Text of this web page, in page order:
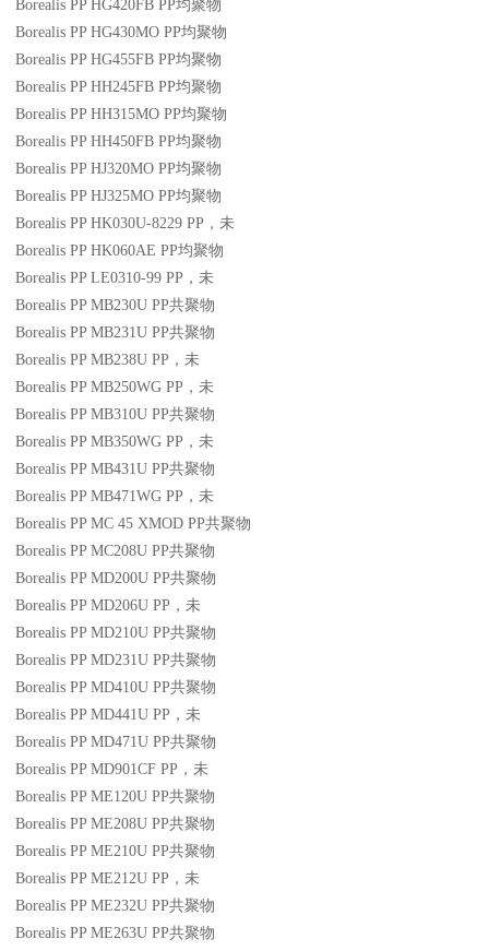
Borealis PP HG420FB PP均聚物
Borealis PP HG430MO PP均聚物
Borealis PP HG455FB PP均聚物
Borealis PP HH245FB PP均聚物
Borealis PP HH315MO PP均聚物
Borealis PP HH450FB PP均聚物
Borealis PP HJ320MO PP均聚物
Borealis PP HJ325MO PP均聚物
Borealis PP HK030U-8229 PP ，未
Borealis PP HK060AE PP均聚物
Borealis PP LE0310-99 PP ，未
Borealis PP MB230U PP共聚物
Borealis PP MB231U PP共聚物
Borealis PP MB238U PP ，未
Borealis PP MB250WG PP ，未
Borealis PP MB310U PP共聚物
Borealis PP MB350WG PP ，未
Borealis PP MB431U PP共聚物
Borealis PP MB471WG PP ，未
Borealis PP MC 45 XMOD PP共聚物
Borealis PP MC208U PP共聚物
Borealis PP MD200U PP共聚物
Borealis PP MD206U PP ，未
Borealis PP MD210U PP共聚物
Borealis PP MD231U PP共聚物
Borealis PP MD410U PP共聚物
Borealis PP MD441U PP ，未
Borealis PP MD471U PP共聚物
Borealis PP MD901CF PP ，未
Borealis PP ME120U PP共聚物
Borealis PP ME208U PP共聚物
Borealis PP ME210U PP共聚物
Borealis PP ME212U PP ，未
Borealis PP ME232U PP共聚物
Borealis PP ME263U PP共聚物